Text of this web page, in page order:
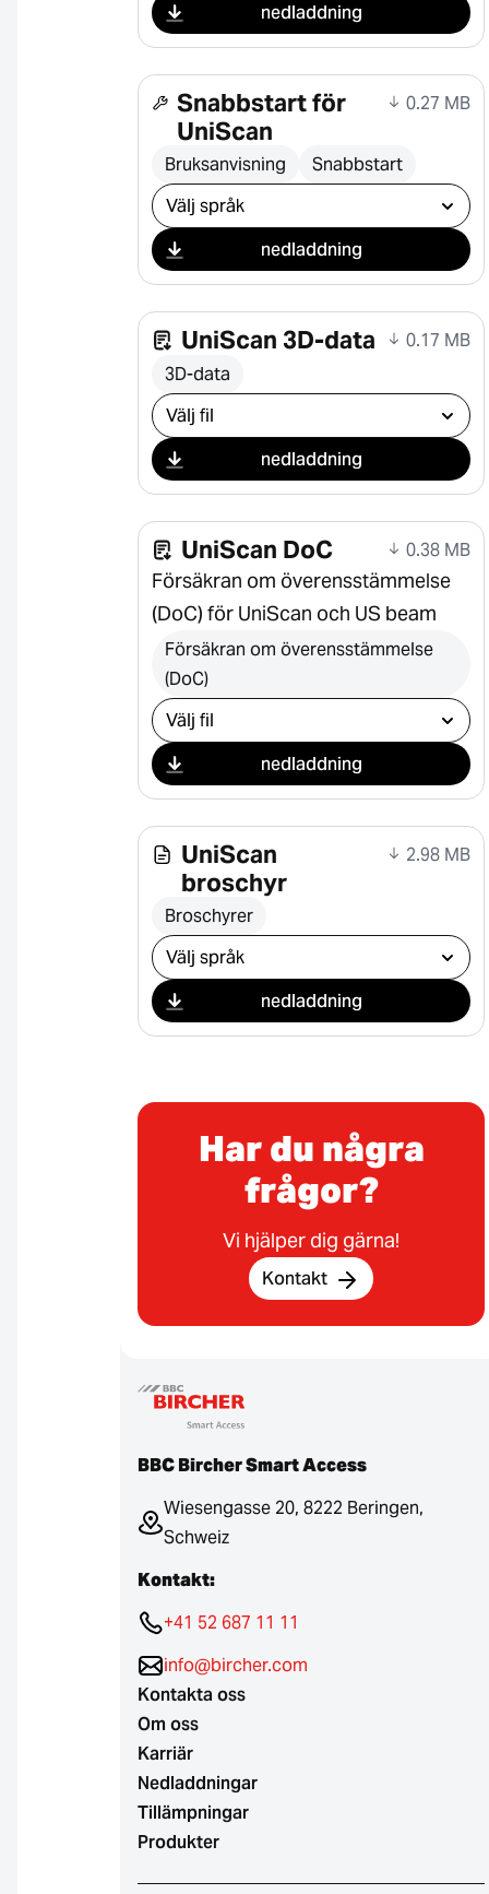
nedladdning
Snabbstart för
UniScan
0.27 MB
Bruksanvisning Snabbstart
Välj nedladdning
nedladdning
UniScan 3D-data
0.17 MB
3D-data
Välj nedladdning
nedladdning
UniScan DoC 0.38 MB
Försäkran om överensstämmelse
(DoC) för UniScan och US beam
Försäkran om överensstämmelse
(DoC)
Välj nedladdning
nedladdning
UniScan
broschyr
2.98 MB
Broschyrer
Välj nedladdning
nedladdning
Har du några
frågor?
Vi hjälper dig gärna!
Kontakt
BBC Bircher Smart Access
Wiesengasse 20, 8222 Beringen,
Schweiz
Kontakt:
+41 52 687 11 11
info@bircher.com
Kontakta oss
Om oss
Karriär
Nedladdningar
Tillämpningar
Produkter